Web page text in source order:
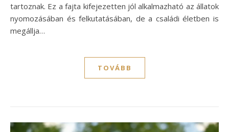
tartoznak. Ez a fajta kifejezetten jól alkalmazható az állatok
nyomozásában és felkutatásában, de a családi életben is
megállja…
TOVÁBB